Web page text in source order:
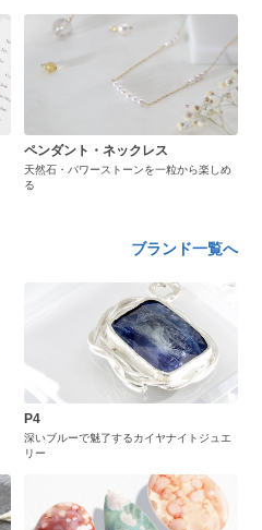
ペンダント・ネックレス
天然石・パワーストーンを一粒から楽しめ
る
ブランド一覧へ
P4
深いブルーで魅了するカイヤナイトジュエ
リー